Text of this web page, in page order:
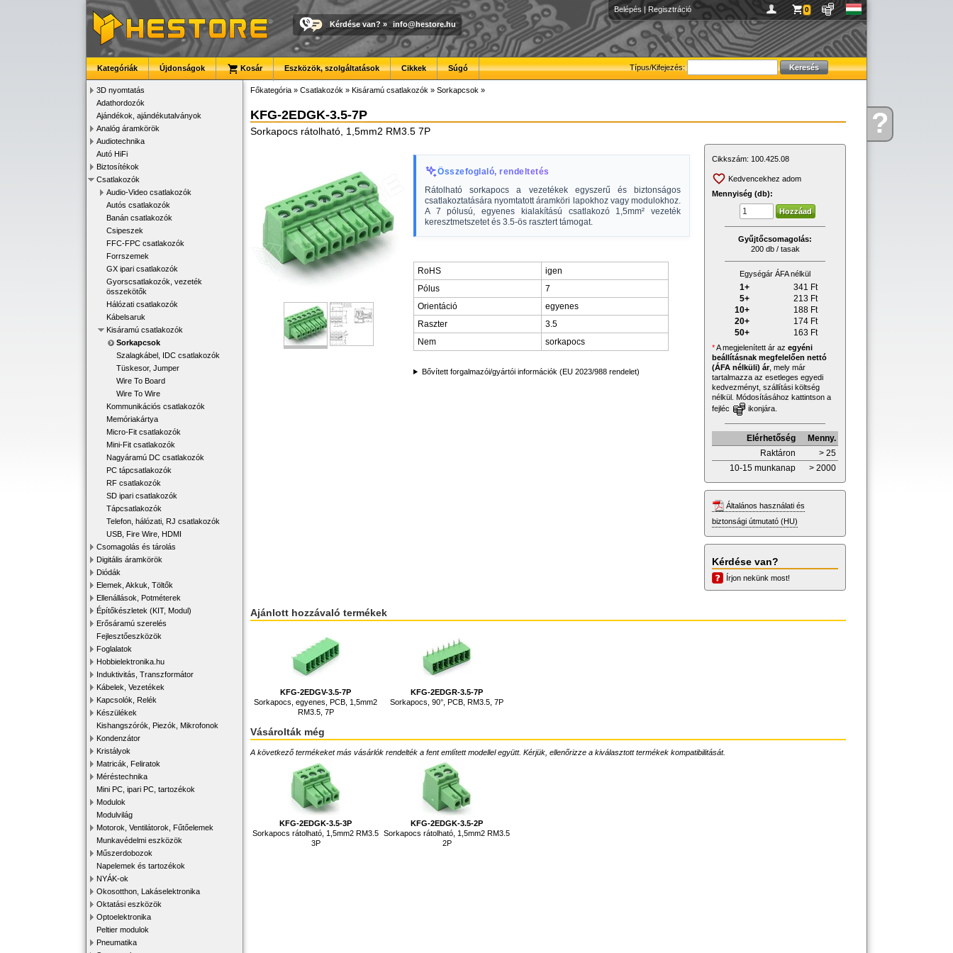
Kérdése?
Belépés | Regisztráció 0
Kérdése van? » info@hestore.hu
Típus/Kifejezés:
Kategóriák Újdonságok Kosár Eszközök, szolgáltatások Cikkek Súgó
3D nyomtatás
Adathordozók
Ajándékok, ajándékutalványok
Analóg áramkörök
Audiotechnika
Autó HiFi
Biztosítékok
Csatlakozók
Audio-Video csatlakozók
Autós csatlakozók
Banán csatlakozók
Csipeszek
FFC-FPC csatlakozók
Forrszemek
GX ipari csatlakozók
Gyorscsatlakozók, vezeték
összekötők
Hálózati csatlakozók
Kábelsaruk
Kisáramú csatlakozók
Sorkapcsok
Szalagkábel, IDC csatlakozók
Tüskesor, Jumper
Wire To Board
Wire To Wire
Kommunikációs csatlakozók
Memóriakártya
Micro-Fit csatlakozók
Mini-Fit csatlakozók
Nagyáramú DC csatlakozók
PC tápcsatlakozók
RF csatlakozók
SD ipari csatlakozók
Tápcsatlakozók
Telefon, hálózati, RJ csatlakozók
USB, Fire Wire, HDMI
Csomagolás és tárolás
Digitális áramkörök
Diódák
Elemek, Akkuk, Töltők
Ellenállások, Potméterek
Építőkészletek (KIT, Modul)
Erősáramú szerelés
Fejlesztőeszközök
Foglalatok
Hobbielektronika.hu
Induktivitás, Transzformátor
Kábelek, Vezetékek
Kapcsolók, Relék
Készülékek
Kishangszórók, Piezók, Mikrofonok
Kondenzátor
Kristályok
Matricák, Feliratok
Méréstechnika
Mini PC, ipari PC, tartozékok
Modulok
Modulvilág
Motorok, Ventilátorok, Fűtőelemek
Munkavédelmi eszközök
Műszerdobozok
Napelemek és tartozékok
NYÁK-ok
Okosotthon, Lakáselektronika
Oktatási eszközök
Optoelektronika
Peltier modulok
Pneumatika
Főkategória » Csatlakozók » Kisáramú csatlakozók » Sorkapcsok »
KFG-2EDGK-3.5-7P
Sorkapocs rátolható, 1,5mm2 RM3.5 7P
Összefoglaló, rendeltetés
Rátolható sorkapocs a vezetékek egyszerű és biztonságos
csatlakoztatására nyomtatott áramköri lapokhoz vagy modulokhoz.
A 7 pólusú, egyenes kialakítású csatlakozó 1,5mm² vezeték
keresztmetszetet és 3.5-ös rasztert támogat.
RoHS
igen
Pólus
7
Orientáció
egyenes
Raszter
3.5
Nem
sorkapocs
Bővített forgalmazói/gyártói információk (EU 2023/988 rendelet)
Cikkszám: 100.425.08
Kedvencekhez adom
Mennyiség (db):
Gyűjtőcsomagolás:
200 db / tasak
Egységár ÁFA nélkül
1+ 341 Ft
5+
213 Ft
10+
188 Ft
20+
174 Ft
50+
163 Ft
*A megjelenített ár az egyéni
beállításnak megfelelően nettó
(ÁFA nélküli) ár, mely már
tartalmazza az esetleges egyedi
kedvezményt, szállítási költség
nélkül. Módosításához kattintson a
fejléc
ikonjára.
Elérhetőség
Menny.
Raktáron
> 25
10-15 munkanap
> 2000
Általános használati és
biztonsági útmutató (HU)
Kérdése van?
Írjon nekünk most!
Ajánlott hozzávaló termékek
KFG-2EDGV-3.5-7P
Sorkapocs, egyenes, PCB, 1,5mm2
RM3.5, 7P
KFG-2EDGR-3.5-7P
Sorkapocs, 90°, PCB, RM3.5, 7P
Vásárolták még
A következő termékeket más vásárlók rendelték a fent említett modellel együtt. Kérjük, ellenőrizze a kiválasztott termékek kompatibilitását.
KFG-2EDGK-3.5-3P
Sorkapocs rátolható, 1,5mm2 RM3.5
3P
KFG-2EDGK-3.5-2P
Sorkapocs rátolható, 1,5mm2 RM3.5
2P